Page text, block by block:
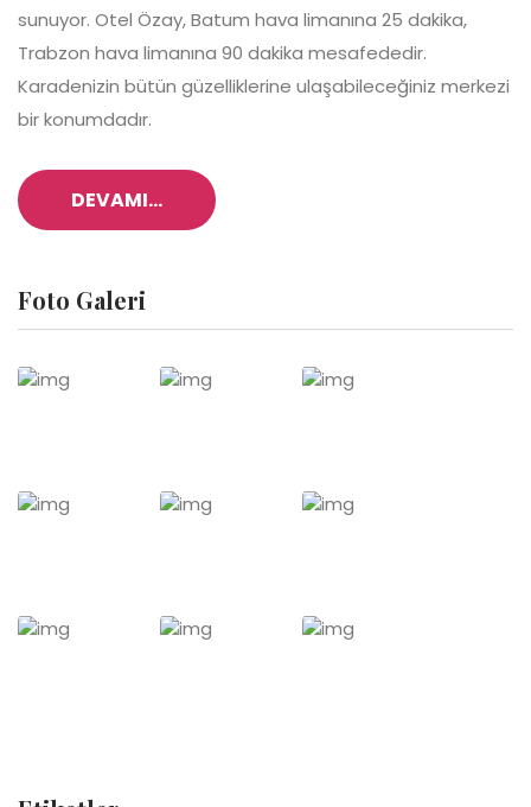
sunuyor. Otel Özay, Batum hava limanına 25 dakika,
Trabzon hava limanına 90 dakika mesafededir.
Karadenizin bütün güzelliklerine ulaşabileceğiniz merkezi
bir konumdadır.
DEVAMI...
Foto Galeri